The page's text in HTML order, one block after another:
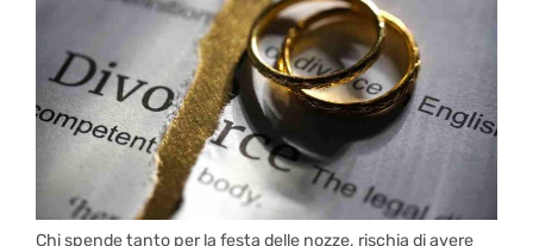
Chi spende tanto per la festa delle nozze, rischia di avere